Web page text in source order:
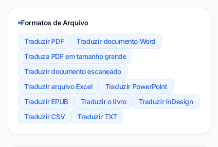
Formatos de Arquivo
Traduzir PDF
Traduzir documento Word
Traduza PDF em tamanho grande
Traduzir documento escaneado
Traduzir arquivo Excel
Traduzir PowerPoint
Traduzir EPUB
Traduzir o livro
Traduzir InDesign
Traduzir CSV
Traduzir TXT